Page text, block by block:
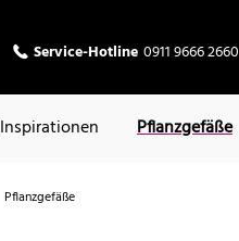
Service-Hotline 0911 9666 2660
Inspirationen Pflanzgefäße
Pflanzgefäße